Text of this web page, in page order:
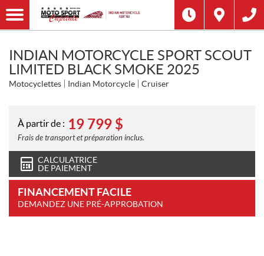
INDIAN MOTORCYCLE SPORT SCOUT
LIMITED BLACK SMOKE 2025
Motocyclettes Indian Motorcycle Cruiser
À partir de : 19 799 $
Frais de transport et préparation inclus.
CALCULATRICE
DE PAIEMENT
FINANCEMENT FACILE
DEMANDEZ UNE PRÉ-APPROBATION